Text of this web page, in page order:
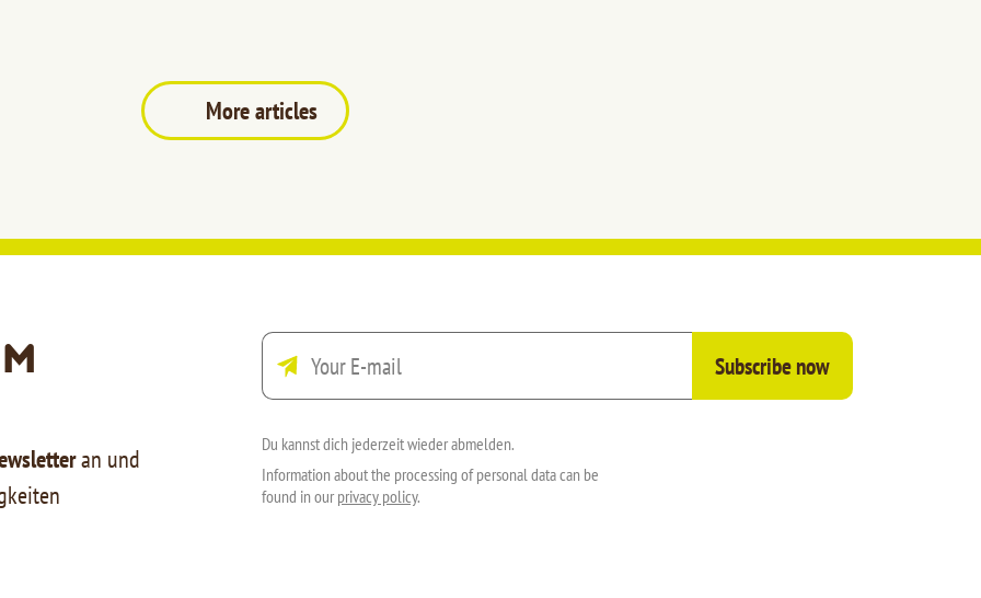
More articles
an und
Du kannst dich jederzeit wieder abmelden.
Information about the processing of personal data can be
found in our privacy policy.